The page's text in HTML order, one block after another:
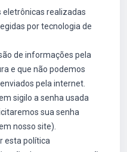
eletrônicas realizadas
por tecnologia de
de informações pela
e que não podemos
pela internet.
sigilo a senha usada
sua senha
nosso site).
esta política